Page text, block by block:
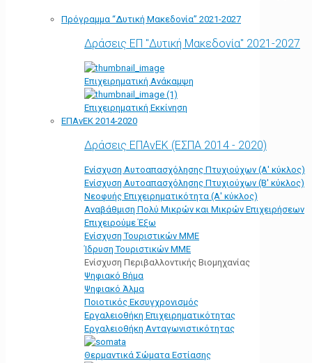
Πρόγραμμα “Δυτική Μακεδονία” 2021-2027
Δράσεις ΕΠ "Δυτική Μακεδονία" 2021-2027
Επιχειρηματική Ανάκαμψη
Επιχειρηματική Εκκίνηση
ΕΠΑνΕΚ 2014-2020
Δράσεις ΕΠΑνΕΚ (ΕΣΠΑ 2014 - 2020)
Ενίσχυση Αυτοαπασχόλησης Πτυχιούχων (Α' κύκλος)
Ενίσχυση Αυτοαπασχόλησης Πτυχιούχων (Β' κύκλος)
Νεοφυής Επιχειρηματικότητα (Α' κύκλος)
Αναβάθμιση Πολύ Μικρών και Μικρών Επιχειρήσεων
Επιχειρούμε Έξω
Ενίσχυση Τουριστικών ΜΜΕ
Ίδρυση Τουριστικών ΜΜΕ
Ενίσχυση Περιβαλλοντικής Βιομηχανίας
Ψηφιακό Βήμα
Ψηφιακό Άλμα
Ποιοτικός Εκσυγχρονισμός
Εργαλειοθήκη Eπιχειρηματικότητας
Εργαλειοθήκη Ανταγωνιστικότητας
Θερμαντικά Σώματα Εστίασης